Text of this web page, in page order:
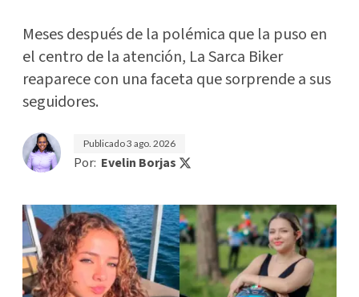
Meses después de la polémica que la puso en
el centro de la atención, La Sarca Biker
reaparece con una faceta que sorprende a sus
seguidores.
Publicado3 ago. 2026
Por: Evelin Borjas